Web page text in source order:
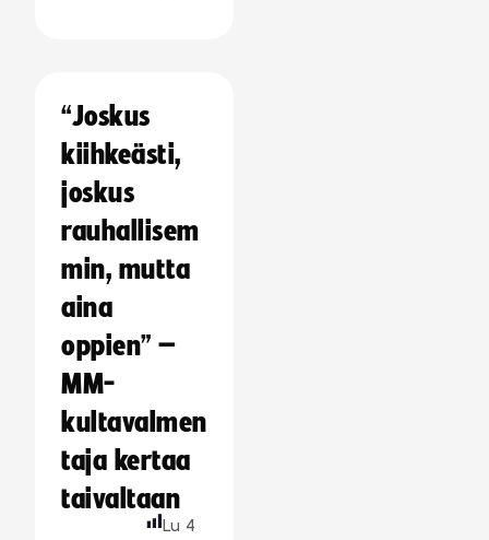
“Joskus
kiihkeästi,
joskus
rauhallisem
min, mutta
aina
oppien” –
MM-
kultavalmen
taja kertaa
taivaltaan
Lu 4